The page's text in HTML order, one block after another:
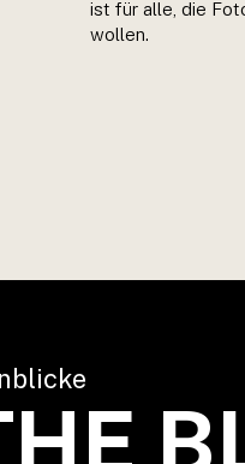
ist für alle, die
wollen.